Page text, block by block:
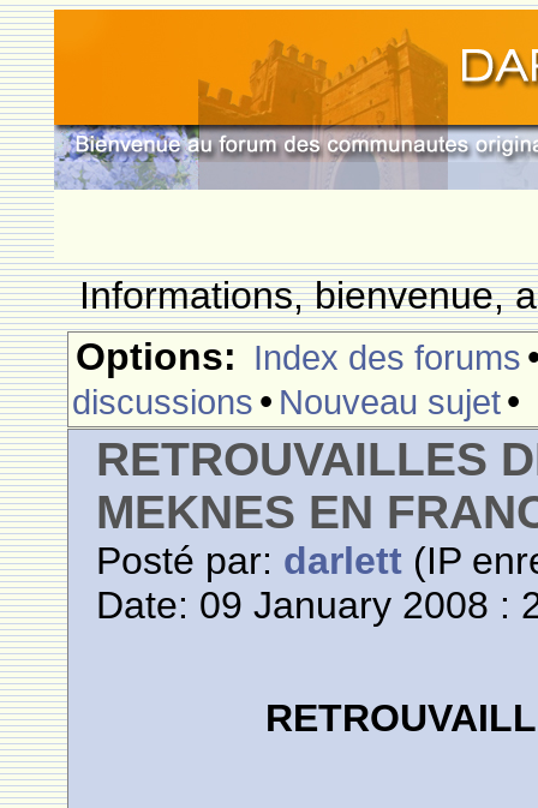
Informations, bienvenue,
Options: Index des forums
discussions • Nouveau sujet•
RETROUVAILLES
MEKNES EN
Posté par: darlett (IP
Date: 09 January 2008 :